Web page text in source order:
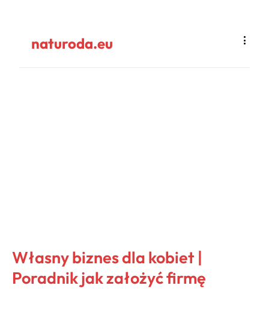
naturoda.eu
Własny biznes dla kobiet |
Poradnik jak założyć firmę